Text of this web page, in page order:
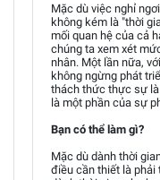
Mặc dù việc nghỉ
không kém là "thời
mối quan hệ của cả
chúng ta xem xét
nhân. Một lần nữa,
không ngừng phát
thách thức thực sự
là một phần của sự
Bạn có thể làm gì?
Mặc dù dành thời
điều cần thiết là phải